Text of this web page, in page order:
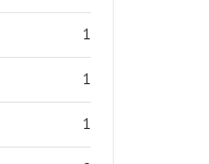
1
1
1